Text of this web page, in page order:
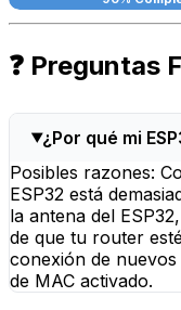
❓ Preguntas
¿Por qué mi
Posibles razones:
ESP32 está
la antena del
de que tu router
conexión de
de MAC activado.